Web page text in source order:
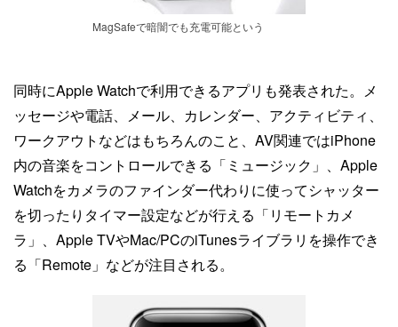
MagSafeで暗闇でも充電可能という
同時にApple Watchで利用できるアプリも発表された。メ
ッセージや電話、メール、カレンダー、アクティビティ、
ワークアウトなどはもちろんのこと、AV関連ではiPhone
内の音楽をコントロールできる「ミュージック」、Apple
Watchをカメラのファインダー代わりに使ってシャッター
を切ったりタイマー設定などが行える「リモートカメ
ラ」、Apple TVやMac/PCのiTunesライブラリを操作でき
る「Remote」などが注目される。